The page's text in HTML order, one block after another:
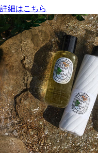
詳細はこちら